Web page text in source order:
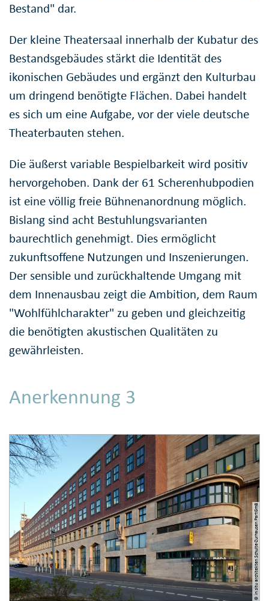
Bestand" dar.
Der kleine Theatersaal innerhalb der Kubatur des
Bestandsgebäudes stärkt die Identität des
ikonischen Gebäudes und ergänzt den Kulturbau
um dringend benötigte Flächen. Dabei handelt
es sich um eine Aufgabe, vor der viele deutsche
Theaterbauten stehen.
Die äußerst variable Bespielbarkeit wird positiv
hervorgehoben. Dank der 61 Scherenhubpodien
ist eine völlig freie Bühnenanordnung möglich.
Bislang sind acht Bestuhlungsvarianten
baurechtlich genehmigt. Dies ermöglicht
zukunftsoffene Nutzungen und Inszenierungen.
Der sensible und zurückhaltende Umgang mit
dem Innenausbau zeigt die Ambition, dem Raum
"Wohlfühlcharakter" zu geben und gleichzeitig
die benötigten akustischen Qualitäten zu
gewährleisten.
Anerkennung 3
© in situ architekten Schulte-Zurhausen PartGmB